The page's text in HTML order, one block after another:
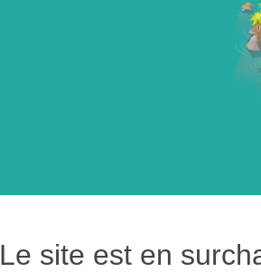
Le site est en